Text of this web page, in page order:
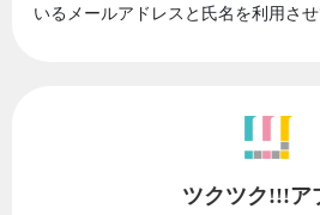
いるメールアドレスと氏名を利用させ
ツクツク!!!ア